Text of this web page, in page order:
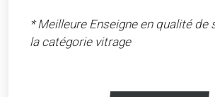
* Meilleure Enseigne en qualité de
la catégorie vitrage